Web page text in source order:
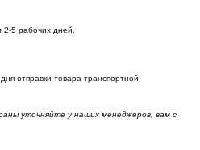
5 рабочих дней.
отправки товара транспортной
уточняйте у наших менеджеров, вам с
и акциях